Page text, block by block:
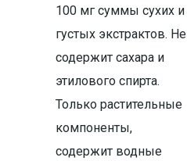
100 мг суммы сухих и
густых экстрактов. Не
содержит сахара и
этилового спирта.
Только растительные
компоненты,
содержит водные